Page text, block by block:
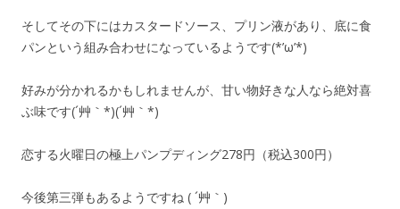
そしてその下にはカスタードソース、プリン液があり、底に食
パンという組み合わせになっているようです(*’ω’*)
好みが分かれるかもしれませんが、甘い物好きな人なら絶対喜
ぶ味です(´艸｀*)(´艸｀*)
恋する火曜日の極上パンプディング278円（税込300円）
今後第三弾もあるようですね ( ´艸｀)